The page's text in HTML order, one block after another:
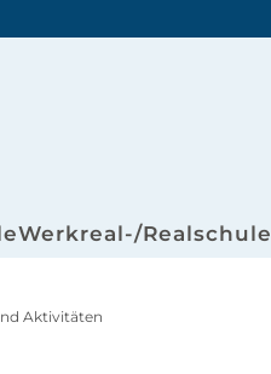
Werkreal-/Realschule
Aktivitäten